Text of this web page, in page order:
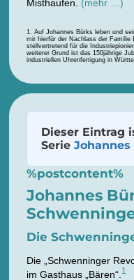
Misthaufen. (mehr …)
Auf Johannes Bürks leben und
mir hierfür der Nachlass der Familie
stellvertretend für die
weiterer Grund ist das 150jährige
industriellen Uhrenfertigung in
Dieser Eintrag
Serie Johannes
%postcontent%
Johannes
Die
Die „Schwenninger
im Gasthaus „Bären“. 1